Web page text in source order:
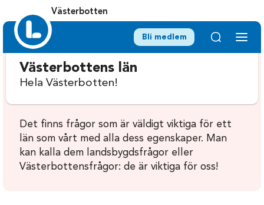
Västerbotten
Bli medlem
Västerbottens län
Hela Västerbotten!
Det finns frågor som är väldigt viktiga för ett
län som vårt med alla dess egenskaper. Man
kan kalla dem landsbygdsfrågor eller
Västerbottensfrågor: de är viktiga för oss!